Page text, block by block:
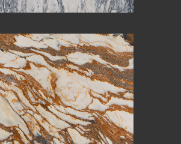
BIANCA FORESTA